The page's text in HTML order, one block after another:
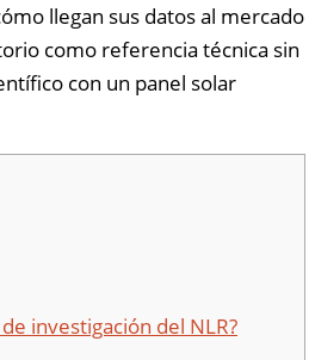
llegan sus datos al mercado
como referencia técnica sin
con un panel solar
investigación del NLR?